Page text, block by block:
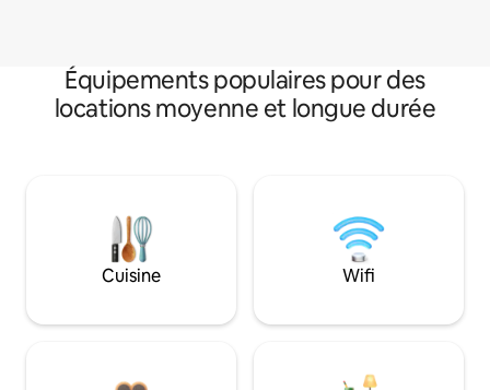
Équipements populaires pour des
locations moyenne et longue durée
Cuisine Wifi